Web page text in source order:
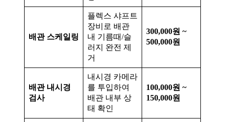
배관 스케일링
플렉스 샤프트
장비로 배관
내 기름때/슬
러지 완전 제
거
300,000원 ~
500,000원
배관 내시경
검사
내시경 카메라
를 투입하여
배관 내부 상
태 확인
100,000원 ~
150,000원